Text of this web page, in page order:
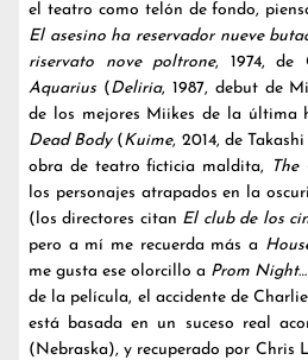
el teatro como telón de fondo,
El asesino ha reservador nueve
riservato nove poltrone, 1974, de
Aquarius ( Deliria, 1987, debut de
de los mejores Miikes de la última
Dead Body ( Kuime, 2014, de
obra de teatro ficticia maldita,
The
los personajes atrapados en la
(los directores citan El club de los
pero a mí me recuerda más a
me gusta ese olorcillo a Prom Night
de la película, el accidente de
está basada en un suceso real
(Nebraska), y recuperado por Chris